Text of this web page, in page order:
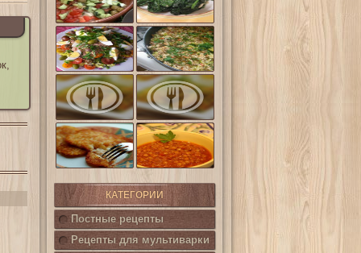
(Салат
Кампестре)
шпинат
Французский
салат Нисуаз
Ленивые
кабачки
Овощная
запеканка из
кабачков и
баклажанов
Салат из печени
трески с
каперсами
Картофельные
котлетки с
кукурузой
Горошница
КАТЕГОРИИ
Постные рецепты
Рецепты для мультиварки